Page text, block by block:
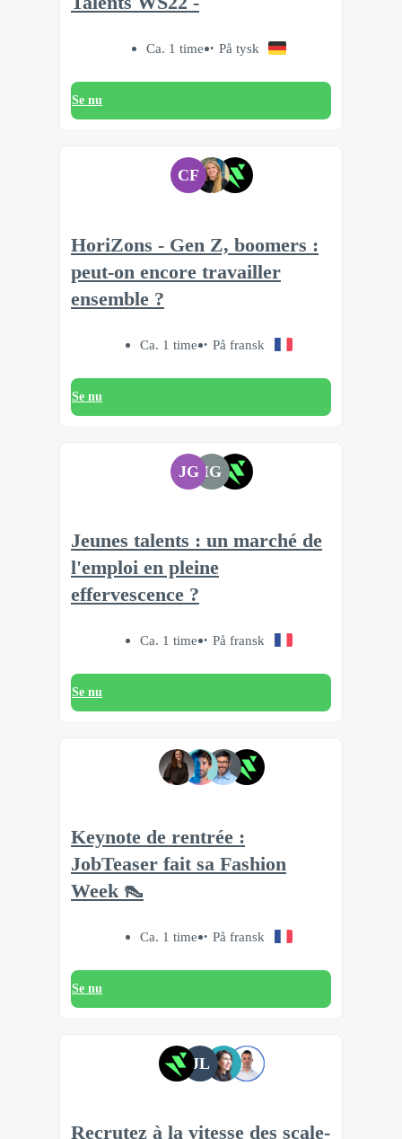
Ca. 1 time På tysk
Se nu
CF
HoriZons - Gen Z, boomers :
peut-on encore travailler
ensemble ?
Ca. 1 time På fransk
Se nu
JG IG
Jeunes talents : un marché de
l'emploi en pleine
effervescence ?
Ca. 1 time På fransk
Se nu
Keynote de rentrée :
JobTeaser fait sa Fashion
Week 👠
Ca. 1 time På fransk
Se nu
JL
Recrutez à la vitesse des scale-